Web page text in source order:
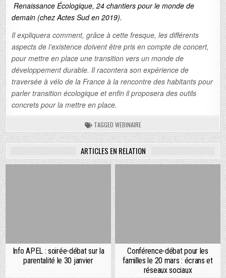
Renaissance Écologique, 24 chantiers pour le monde de
demain (chez Actes Sud en 2019).
Il expliquera comment, grâce à cette fresque, les différents
aspects de l’existence doivent être pris en compte de concert,
pour mettre en place une transition vers un monde de
développement durable.Il racontera son expérience de
traversée à vélo de la France à la rencontre des habitants pour
parler transition écologique et enfin il proposera des outils
concrets pour la mettre en place.
TAGGED WEBINAIRE
ARTICLES EN RELATION
Info APEL : soirée-débat sur la
parentalité le 30 janvier
Conférence-débat pour les
familles le 20 mars : écrans et
réseaux sociaux